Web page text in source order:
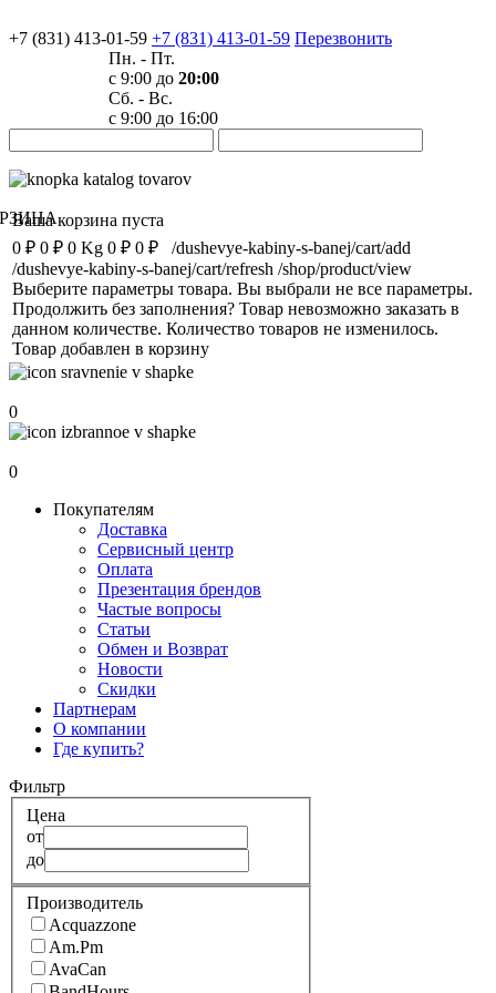
+7 (831) 413-01-59 +7 (831) 413-01-59 Перезвонить
Пн. - Пт.
с 9:00 до 20:00
Сб. - Вс.
с 9:00 до 16:00
Ваша корзина пуста
0 ₽ 0 ₽ 0 Kg 0 ₽ 0 ₽
/dushevye-kabiny-s-banej/cart/add
/dushevye-kabiny-s-banej/cart/refresh /shop/product/view
Выберите параметры товара. Вы выбрали не все параметры.
Продолжить без заполнения? Товар невозможно заказать в
данном количестве. Количество товаров не изменилось.
Товар добавлен в корзину
0
0
Покупателям
Доставка
Сервисный центр
Оплата
Презентация брендов
Частые вопросы
Статьи
Обмен и Возврат
Новости
Скидки
Партнерам
О компании
Где купить?
Фильтр
Цена
от
до
Производитель
Acquazzone
Am.Pm
AvaCan